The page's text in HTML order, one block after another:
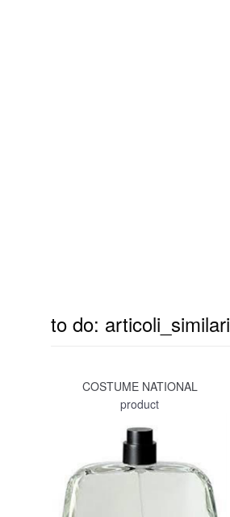
to do: articoli_similari
COSTUME NATIONAL
product